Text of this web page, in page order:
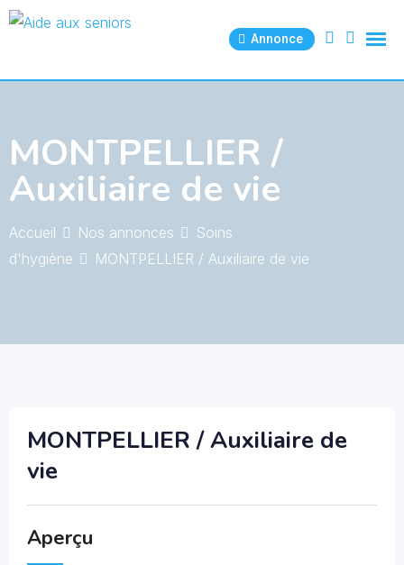
Skip
Annonce
MONTPELLIER /
Auxiliaire de vie
Accueil Nos annonces
Soins
d'hygiène
MONTPELLIER / Auxiliaire de vie
MONTPELLIER / Auxiliaire de
vie
Aperçu